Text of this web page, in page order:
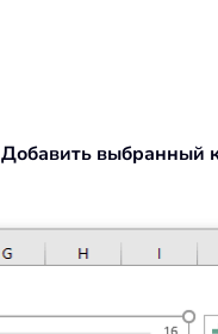
Добавить выбранный